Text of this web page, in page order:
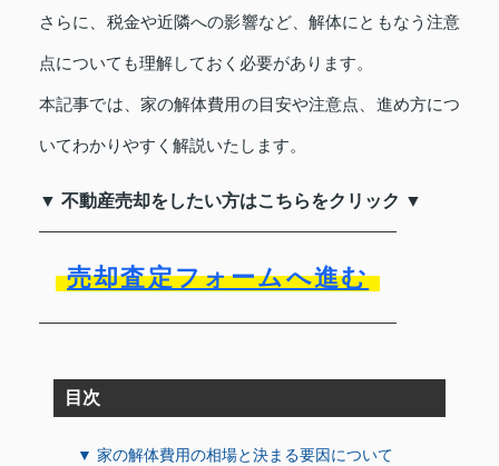
さらに、税金や近隣への影響など、解体にともなう注意
点についても理解しておく必要があります。
本記事では、家の解体費用の目安や注意点、進め方につ
いてわかりやすく解説いたします。
▼ 不動産売却をしたい方はこちらをクリック ▼
売却査定フォームへ進む
目次
▼ 家の解体費用の相場と決まる要因について